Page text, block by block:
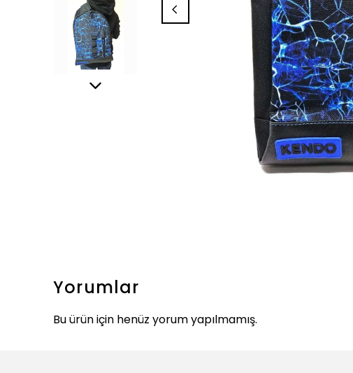
Yorumlar
Bu ürün için henüz yorum yapılmamış.